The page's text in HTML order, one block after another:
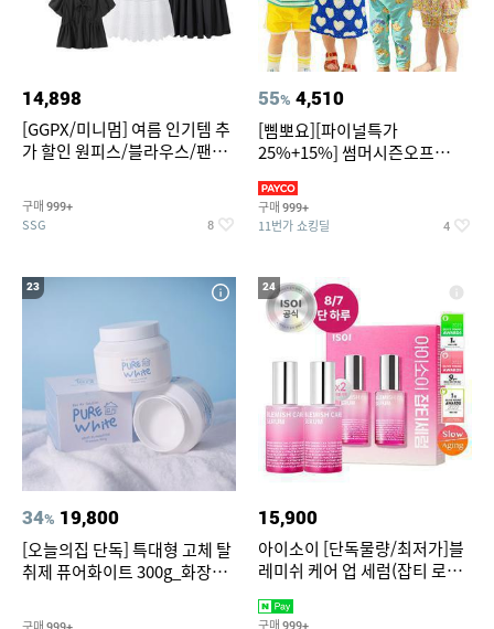
14,898
[GGPX/미니멈] 여름 인기템 추
가 할인 원피스/블라우스/팬츠
구매 999+
SSG 8
55% 4,510
[삠뽀요][파이널특가
25%+15%] 썸머시즌오프
영복/티셔츠/
구매 999+
11번가 쇼킹딜 4
23
34% 19,800
[오늘의집 단독] 특대형 고체 탈
취제 퓨어화이트 300g_화장실
24
15,900
아이소이 [단독물량/최저가]블
레미쉬 케어 업 세럼(잡티 로즈
2027-04-24)
구매